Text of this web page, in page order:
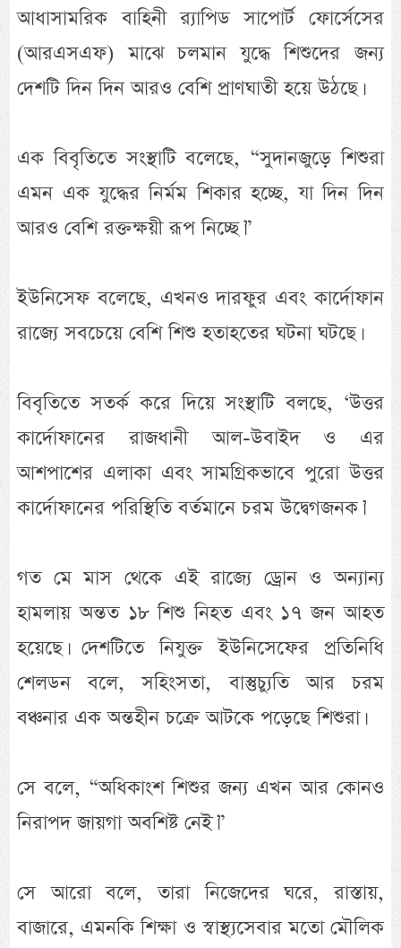
আধাসামরিক বাহিনী র‌্যাপিড সাপোর্ট ফোর্সেসের
(আরএসএফ) মাঝে চলমান যুদ্ধে শিশুদের জন্য
দেশটি দিন দিন আরও বেশি প্রাণঘাতী হয়ে উঠছে।
এক বিবৃতিতে সংস্থাটি বলেছে, “সুদানজুড়ে শিশুরা
এমন এক যুদ্ধের নির্মম শিকার হচ্ছে, যা দিন দিন
আরও বেশি রক্তক্ষয়ী রূপ নিচ্ছে।”
ইউনিসেফ বলেছে, এখনও দারফুর এবং কার্দোফান
রাজ্যে সবচেয়ে বেশি শিশু হতাহতের ঘটনা ঘটছে।
বিবৃতিতে সতর্ক করে দিয়ে সংস্থাটি বলছে, ‘উত্তর
কার্দোফানের রাজধানী আল-উবাইদ ও এর
আশপাশের এলাকা এবং সামগ্রিকভাবে পুরো উত্তর
কার্দোফানের পরিস্থিতি বর্তমানে চরম উদ্বেগজনক।’
গত মে মাস থেকে এই রাজ্যে ড্রোন ও অন্যান্য
হামলায় অন্তত ১৮ শিশু নিহত এবং ১৭ জন আহত
হয়েছে। দেশটিতে নিযুক্ত ইউনিসেফের প্রতিনিধি
শেলডন বলে, সহিংসতা, বাস্তুচ্যুতি আর চরম
বঞ্চনার এক অন্তহীন চক্রে আটকে পড়েছে শিশুরা।
সে বলে, “অধিকাংশ শিশুর জন্য এখন আর কোনও
নিরাপদ জায়গা অবশিষ্ট নেই।”
সে আরো বলে, তারা নিজেদের ঘরে, রাস্তায়,
বাজারে, এমনকি শিক্ষা ও স্বাস্থ্যসেবার মতো মৌলিক